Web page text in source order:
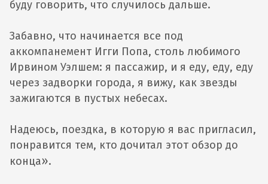
буду говорить, что случилось дальше.
Забавно, что начинается все под
аккомпанемент Игги Попа, столь любимого
Ирвином Уэлшем: я пассажир, и я еду, еду, еду
через задворки города, я вижу, как звезды
зажигаются в пустых небесах.
Надеюсь, поездка, в которую я вас пригласил,
понравится тем, кто дочитал этот обзор до
конца».